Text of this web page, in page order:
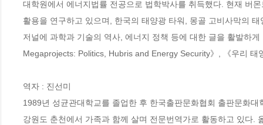
대학원에서 에너지법률 전공으로 법학박사를 취득했다. 현재 버
활용을 연구하고 있으며, 한국의 태양광 타워, 몽골 고비사막의
저널에 과학과 기술의 역사, 에너지 정책 등에 대한 글을 활발하
Megaprojects: Politics, Hubris and Energy Security》, 《우리
역자 : 진선미
1989년 성균관대학교를 졸업한 후 한국출판문화협회 출판문화
강원도 춘천에서 가족과 함께 살며 전문번역가로 활동하고 있다.